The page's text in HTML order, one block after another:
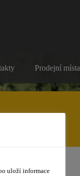
Prodejní místa
uloží informace